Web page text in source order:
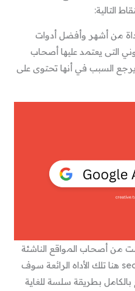
التالية:
من أشهر وأفضل أدوات
التى يعتمد عليها أصحاب
السبب في أنها تحتوى على
من أصحاب المواقع الناشئة
ولا تعلم الكثير عن المجال seo هنا تلك الأداه الرائعة سوف
بطريقة سلسة للغاية